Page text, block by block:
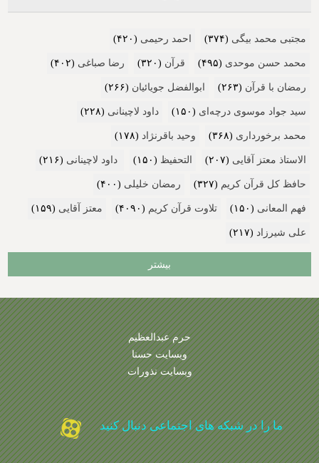
مجتبی محمد بیگی (۳۷۴) احمد رحیمی (۴۲۰)
محمد حسن موحدی (۴۹۵) قرآن (۳۲۰) رضا صباغی (۴۰۲)
رمضان با قرآن (۲۶۳) ابوالفضل جویائیان (۲۶۶)
سید جواد موسوی درچه‌ای (۱۵۰) داود لاچینانی (۲۲۸)
محمد برخورداری (۳۶۸) وحید باقرنژاد (۱۷۸)
الاستاذ معتز آقایی (۲۰۷) التحفیظ (۱۵۰) داود لاچینانی (۲۱۶)
حافظ کل قرآن کریم (۳۲۷) رمضان خلیلی (۴۰۰)
فهم المعانی (۱۵۰) تلاوت قرآن کریم (۴۰۹۰) معتز آقایی (۱۵۹)
علی شیرزاد (۲۱۷)
بیشتر
حرم عبدالعظیم
وبسایت حسنا
وبسایت نذورات
ما را در شبکه های اجتماعی دنبال کنید